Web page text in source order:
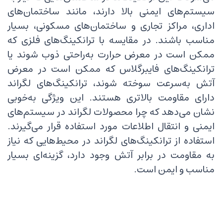
سیستم‌های ایمنی بالا دارند، مانند ساختمان‌های
اداری، مراکز تجاری و ساختمان‌های مسکونی، بسیار
مناسب باشند. در مقایسه با ترانکینگ‌های فلزی که
ممکن است در معرض حرارت به‌راحتی ذوب شوند یا
ترانکینگ‌های فایبرگلاس که ممکن است در معرض
آتش به‌سرعت سوخته شوند، ترانکینگ‌های لگراند
دارای مقاومت بالاتری هستند. این ویژگی به‌خوبی
نشان می‌دهد که چرا محصولات لگراند در سیستم‌های
ایمنی و انتقال اطلاعات مورد استفاده قرار می‌گیرند.
استفاده از ترانکینگ‌های لگراند در محیط‌هایی که نیاز
به مقاومت در برابر آتش وجود دارد، گزینه‌ای بسیار
مناسب و ایمن است.